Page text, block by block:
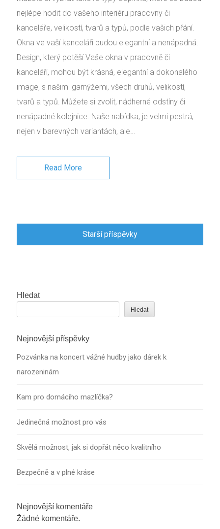
nejlépe hodit do vašeho interiéru pracovny či
kanceláře, velikostí, tvarů a typů, podle vašich přání.
Okna ve vaší kanceláři budou elegantní a nenápadná.
Design, který potěší Vaše okna v pracovně či
kanceláři, mohou být krásná, elegantní a dokonalého
image, s našimi garnýžemi, všech druhů, velikostí,
tvarů a typů. Můžete si zvolit, nádherné odstíny či
nenápadné kolejnice. Naše nabídka, je velmi pestrá,
nejen v barevných variantách, ale…
Read More
Starší příspěvky
Hledat
Hledat
Nejnovější příspěvky
Pozvánka na koncert vážné hudby jako dárek k
narozeninám
Kam pro domácího mazlíčka?
Jedinečná možnost pro vás
Skvělá možnost, jak si dopřát něco kvalitního
Bezpečně a v plné kráse
Nejnovější komentáře
Žádné komentáře.